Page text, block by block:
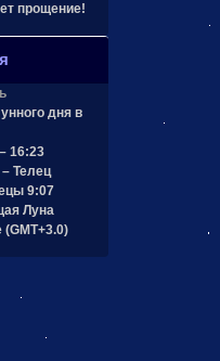
прощение!
дня в
16:23
Телец
9:07
Луна